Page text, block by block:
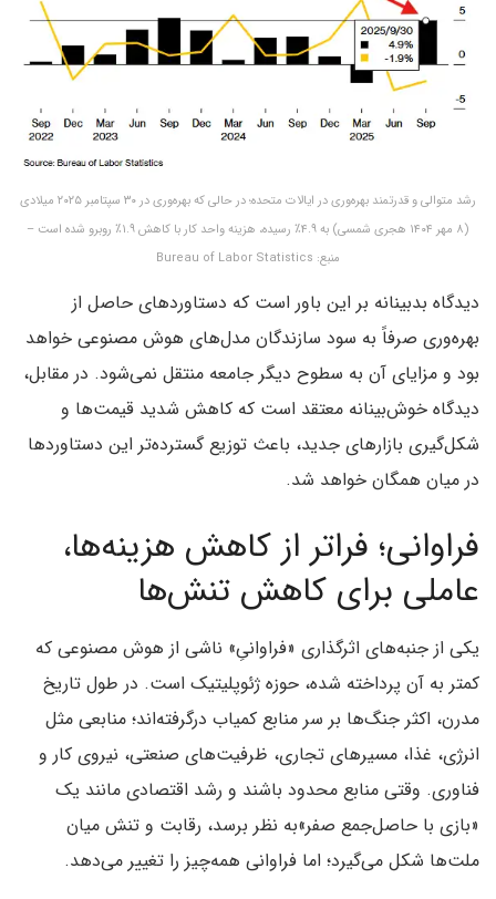
رشد متوالی و قدرتمند بهره‌وری در ایالات متحده؛ در حالی که بهره‌وری در ۳۰ سپتامبر ۲۰۲۵ میلادی
(۸ مهر ۱۴۰۴ هجری شمسی) به ۴.۹٪ رسیده، هزینه واحد کار با کاهش ۱.۹٪ روبرو شده است –
منبع: Bureau of Labor Statistics
دیدگاه بدبینانه بر این باور است که دستاوردهای حاصل از
بهره‌وری صرفاً به سود سازندگان مدل‌های هوش مصنوعی خواهد
بود و مزایای آن به سطوح دیگر جامعه منتقل نمی‌شود. در مقابل،
دیدگاه خوش‌بینانه معتقد است که کاهش شدید قیمت‌ها و
شکل‌گیری بازارهای جدید، باعث توزیع گسترده‌تر این دستاوردها
در میان همگان خواهد شد.
فراوانی؛ فراتر از کاهش هزینه‌ها،
عاملی برای کاهش تنش‌ها
یکی از جنبه‌های اثرگذاری «فراوانیِ» ناشی از هوش مصنوعی که
کمتر به آن پرداخته شده، حوزه ژئوپلیتیک است. در طول تاریخ
مدرن، اکثر جنگ‌ها بر سر منابع کمیاب درگرفته‌اند؛ منابعی مثل
انرژی، غذا، مسیرهای تجاری، ظرفیت‌های صنعتی، نیروی کار و
فناوری. وقتی منابع محدود باشند و رشد اقتصادی مانند یک
«بازی با حاصل‌جمع صفر»به نظر برسد، رقابت و تنش میان
ملت‌ها شکل می‌گیرد؛ اما فراوانی همه‌چیز را تغییر می‌دهد.